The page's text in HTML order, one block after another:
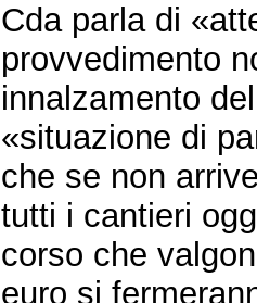
Cda parla di
provvedimento
innalzamento
«situazione di
che se non
tutti i cantieri
corso che
euro si